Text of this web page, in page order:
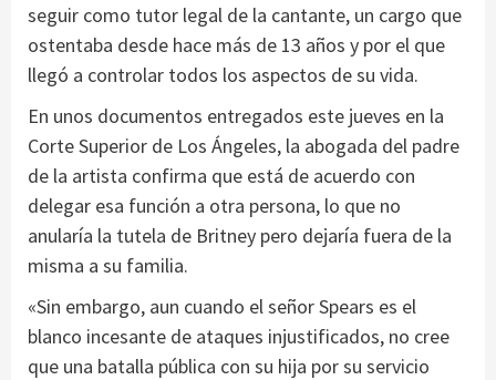
seguir como tutor legal de la cantante, un cargo que
ostentaba desde hace más de 13 años y por el que
llegó a controlar todos los aspectos de su vida.
En unos documentos entregados este jueves en la
Corte Superior de Los Ángeles, la abogada del padre
de la artista confirma que está de acuerdo con
delegar esa función a otra persona, lo que no
anularía la tutela de Britney pero dejaría fuera de la
misma a su familia.
«Sin embargo, aun cuando el señor Spears es el
blanco incesante de ataques injustificados, no cree
que una batalla pública con su hija por su servicio